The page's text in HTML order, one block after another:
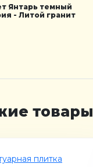
Янтарь темный
- Литой гранит
товары